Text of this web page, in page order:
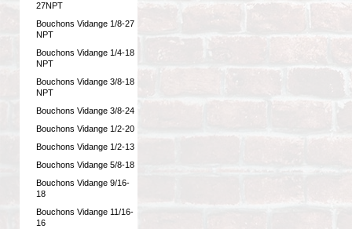
27NPT
Bouchons Vidange 1/8-27
NPT
Bouchons Vidange 1/4-18
NPT
Bouchons Vidange 3/8-18
NPT
Bouchons Vidange 3/8-24
Bouchons Vidange 1/2-20
Bouchons Vidange 1/2-13
Bouchons Vidange 5/8-18
Bouchons Vidange 9/16-
18
Bouchons Vidange 11/16-
16